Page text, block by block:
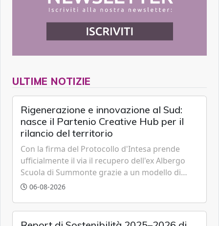
ULTIME NOTIZIE
Rigenerazione e innovazione al Sud:
nasce il Partenio Creative Hub per il
rilancio del territorio
Con la firma del Protocollo d'Intesa prende
ufficialmente il via il recupero dell'ex Albergo
Scuola di Summonte grazie a un modello di
partenariato pubblico-privato e a una rete di
06-08-2026